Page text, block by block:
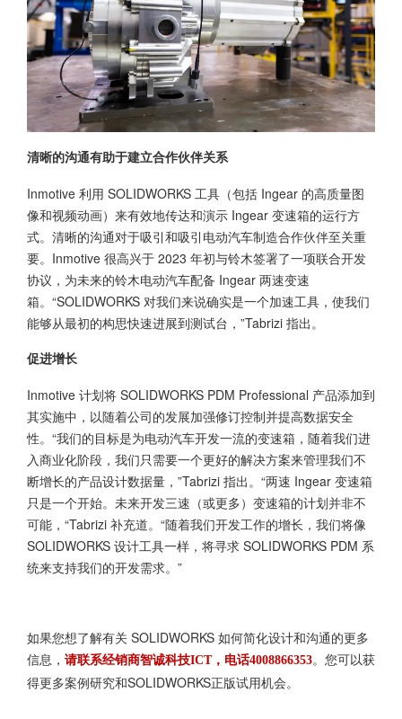
清晰的沟通有助于建立合作伙伴关系
Inmotive 利用 SOLIDWORKS 工具（包括 Ingear 的高质量图
像和视频动画）来有效地传达和演示 Ingear 变速箱的运行方
式。清晰的沟通对于吸引和吸引电动汽车制造合作伙伴至关重
要。Inmotive 很高兴于 2023 年初与铃木签署了一项联合开发
协议，为未来的铃木电动汽车配备 Ingear 两速变速
箱。“SOLIDWORKS 对我们来说确实是一个加速工具，使我们
能够从最初的构思快速进展到测试台，”Tabrizi 指出。
促进增长
Inmotive 计划将 SOLIDWORKS PDM Professional 产品添加到
其实施中，以随着公司的发展加强修订控制并提高数据安全
性。“我们的目标是为电动汽车开发一流的变速箱，随着我们进
入商业化阶段，我们只需要一个更好的解决方案来管理我们不
断增长的产品设计数据量，”Tabrizi 指出。“两速 Ingear 变速箱
只是一个开始。未来开发三速（或更多）变速箱的计划并非不
可能，“Tabrizi 补充道。“随着我们开发工作的增长，我们将像
SOLIDWORKS 设计工具一样，将寻求 SOLIDWORKS PDM 系
统来支持我们的开发需求。”
如果您想了解有关 SOLIDWORKS 如何简化设计和沟通的更多
信息， 请联系经销商智诚科技ICT，电话4008866353。您可以获
得更多案例研究和SOLIDWORKS正版试用机会。